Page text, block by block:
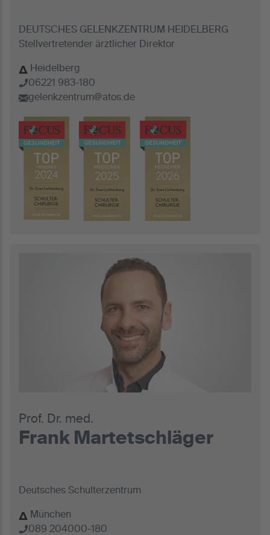
DEUTSCHES GELENKZENTRUM HEIDELBERG
Stellvertretender ärztlicher Direktor
Heidelberg
06221 983-180
gelenkzentrum@atos.de
Prof. Dr. med.
Frank Martetschläger
Deutsches Schulterzentrum
München
089 204000-180